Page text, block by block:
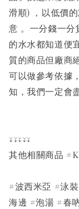
滑順) ，以低價
意 。一分錢一分
的水水都知道便
質的商品但廠商
可以做參考依據
知，我們一定會
↓↓↓↓↓
其他相關商品
#波西米亞 #泳
海邊 #泡湯 #春